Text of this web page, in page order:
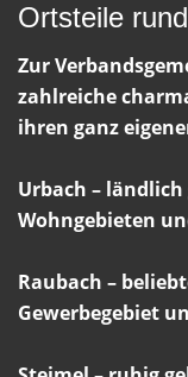
Ortsteile
Zur
zahlreiche
ihren ganz
Urbach –
Wohngebieten
Raubach –
Gewerbegebiet